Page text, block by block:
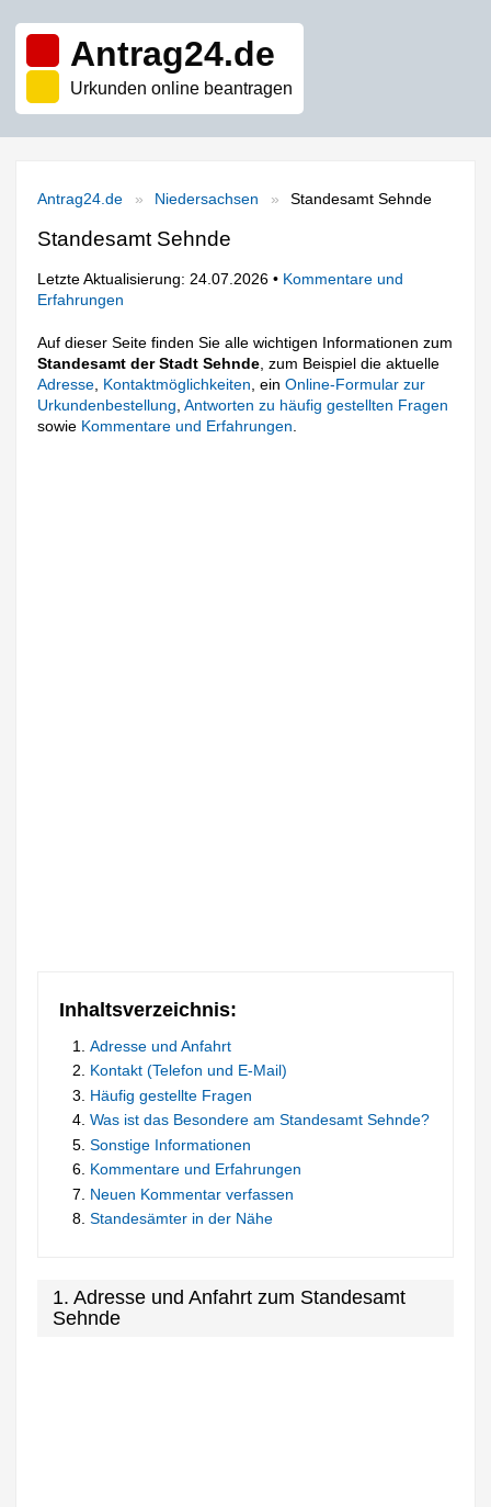
Antrag24.de
Urkunden online beantragen
Antrag24.de Niedersachsen Standesamt Sehnde
Standesamt Sehnde
Letzte Aktualisierung: 24.07.2026 • Kommentare und
Erfahrungen
Auf dieser Seite finden Sie alle wichtigen Informationen zum
Standesamt der Stadt Sehnde , zum Beispiel die aktuelle
Adresse Kontaktmöglichkeiten , einOnline-Formular zur
Urkundenbestellung ,Antworten zu häufig gestellten Fragen
sowie Kommentare und Erfahrungen
Inhaltsverzeichnis:
Adresse und Anfahrt
Kontakt (Telefon und E-Mail)
Häufig gestellte Fragen
Was ist das Besondere am Standesamt Sehnde?
Sonstige Informationen
Kommentare und Erfahrungen
Neuen Kommentar verfassen
Standesämter in der Nähe
1. Adresse und Anfahrt zum Standesamt
Sehnde